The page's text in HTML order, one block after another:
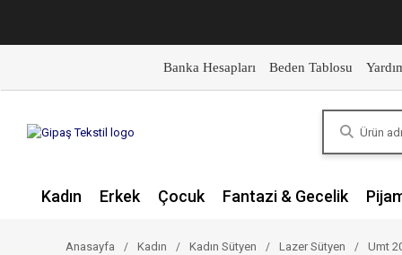
Banka Hesapları Beden Tablosu
Kadın Erkek Çocuk Fantazi & Gecelik
Anasayfa Kadın Kadın Sütyen Lazer Sütyen Umt